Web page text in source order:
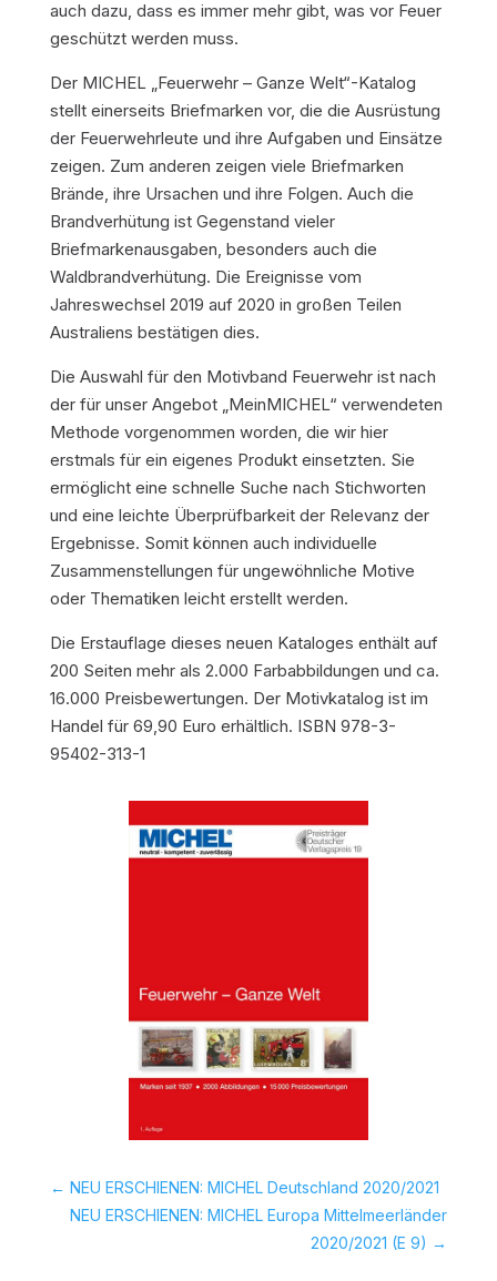
auch dazu, dass es immer mehr gibt, was vor Feuer
geschützt werden muss.
Der MICHEL „Feuerwehr – Ganze Welt“-Katalog
stellt einerseits Briefmarken vor, die die Ausrüstung
der Feuerwehrleute und ihre Aufgaben und Einsätze
zeigen. Zum anderen zeigen viele Briefmarken
Brände, ihre Ursachen und ihre Folgen. Auch die
Brandverhütung ist Gegenstand vieler
Briefmarkenausgaben, besonders auch die
Waldbrandverhütung. Die Ereignisse vom
Jahreswechsel 2019 auf 2020 in großen Teilen
Australiens bestätigen dies.
Die Auswahl für den Motivband Feuerwehr ist nach
der für unser Angebot „MeinMICHEL“ verwendeten
Methode vorgenommen worden, die wir hier
erstmals für ein eigenes Produkt einsetzten. Sie
ermöglicht eine schnelle Suche nach Stichworten
und eine leichte Überprüfbarkeit der Relevanz der
Ergebnisse. Somit können auch individuelle
Zusammenstellungen für ungewöhnliche Motive
oder Thematiken leicht erstellt werden.
Die Erstauflage dieses neuen Kataloges enthält auf
200 Seiten mehr als 2.000 Farbabbildungen und ca.
16.000 Preisbewertungen. Der Motivkatalog ist im
Handel für 69,90 Euro erhältlich. ISBN 978-3-
95402-313-1
← NEU ERSCHIENEN: MICHEL Deutschland 2020/2021
NEU ERSCHIENEN: MICHEL Europa Mittelmeerländer
2020/2021 (E 9) →